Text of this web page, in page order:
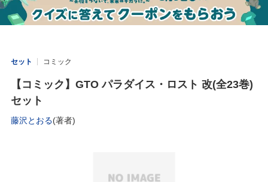
セット コミック
【コミック】GTO パラダイス・ロスト 改(全23巻)
セット
藤沢とおる(著者)